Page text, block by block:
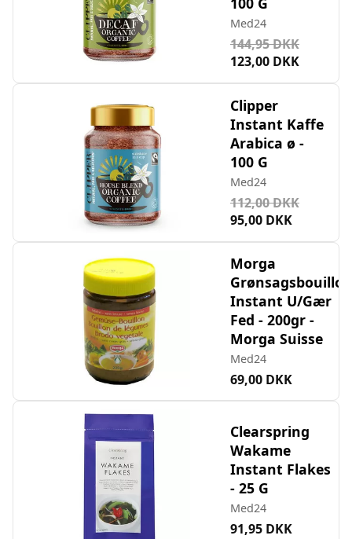
Med24
144,95 DKK
123,00 DKK
Clipper
Instant Kaffe
Arabica ø -
100 G
Med24
112,00 DKK
95,00 DKK
Morga
Grønsagsbouillon
Instant U/Gær
Fed - 200gr -
Morga Suisse
Med24
69,00 DKK
Clearspring
Wakame
Instant Flakes
- 25 G
Med24
91,95 DKK